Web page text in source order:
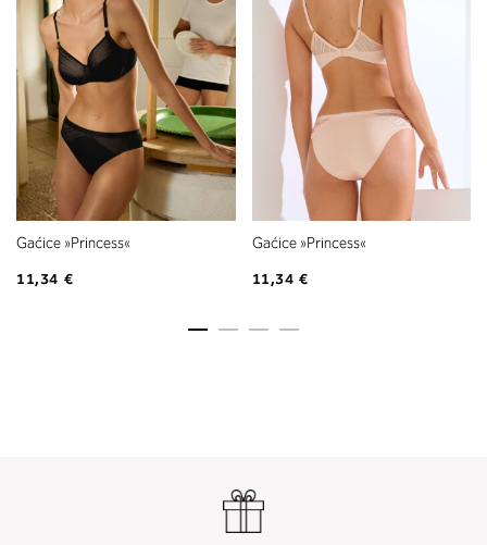
Gaćice »Princess«
11,34 €
Gaćice »Princess«
11,34 €
Izmerite prsni obseg. Šiviljski
položite čez hrbet v višini
izreza in čez prsi, v višini bradavic
vdolbine med prsmi. V razdelku 2.
boste prebrali, katera globina
ustreza vaši meri (A, B …) – iščite v
stolpcu, ki ste ga določili s
obsegom.